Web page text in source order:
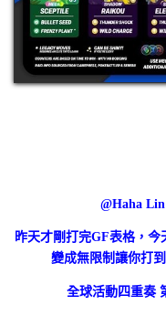
@Haha Lin
昨天才剛打完GF表格，今
變成無限制讓你打
全球活動四重奏